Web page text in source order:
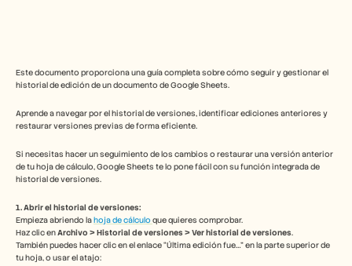
Este documento proporciona una guía completa sobre cómo seguir y gestionar el
historial de edición de un documento de Google Sheets.
Aprende a navegar por el historial de versiones, identificar ediciones anteriores y
restaurar versiones previas de forma eficiente.
Si necesitas hacer un seguimiento de los cambios o restaurar una versión anterior
de tu hoja de cálculo, Google Sheets te lo pone fácil con su función integrada de
historial de versiones.
1. Abrir el historial de versiones:
Empieza abriendo la hoja de cálculo que quieres comprobar.
Haz clic en Archivo > Historial de versiones > Ver historial de versiones.
También puedes hacer clic en el enlace “Última edición fue…” en la parte superior de
tu hoja, o usar el atajo:
Historias de clientes
CASOS DE USO
Gestión del cambio
Preventa
Marketing de producto
Formación
Ver más casos de uso